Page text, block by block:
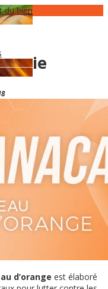
du bien
:
d’orange est élaboré